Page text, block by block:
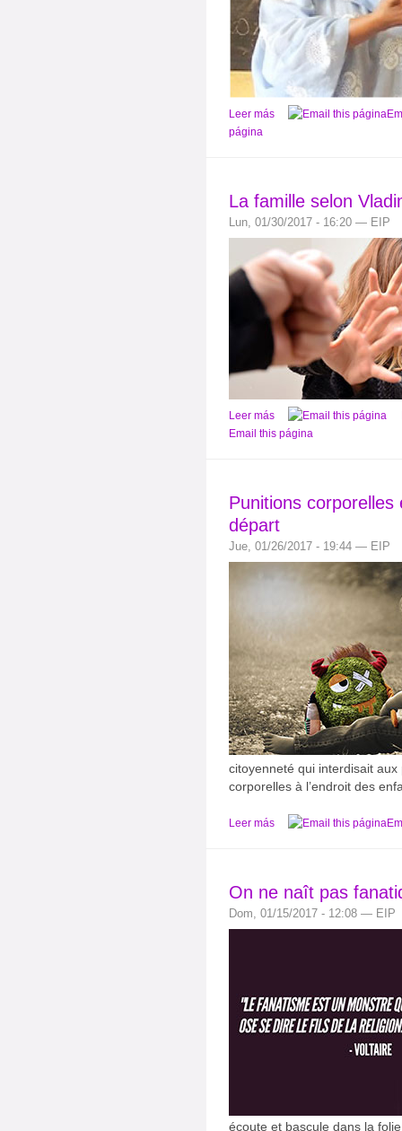
Leer más
página
La famille selon
Lun, 01/30/2017 - 16:20 — EIP
Leer más
Email this página
Punitions
départ
Jue, 01/26/2017 - 19:44 — EIP
citoyenneté qui interdisait
corporelles à l’endroit des
Leer más
On ne naît pas
Dom, 01/15/2017 - 12:08 — EIP
écoute et bascule dans la